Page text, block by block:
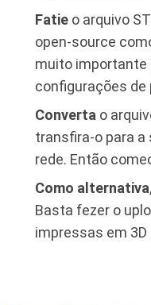
Fatie o arquivo
open-source
muito importante
configurações de
Converta o
transfira-o para a
rede. Então
Como alternativa
Basta fezer o
impressas em